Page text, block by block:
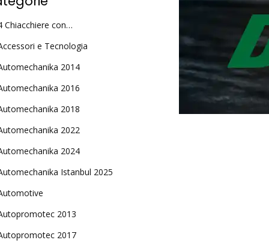
Chiacchiere con…
e Tecnologia
2014
2016
2018
2022
2024
Istanbul 2025
2013
2017